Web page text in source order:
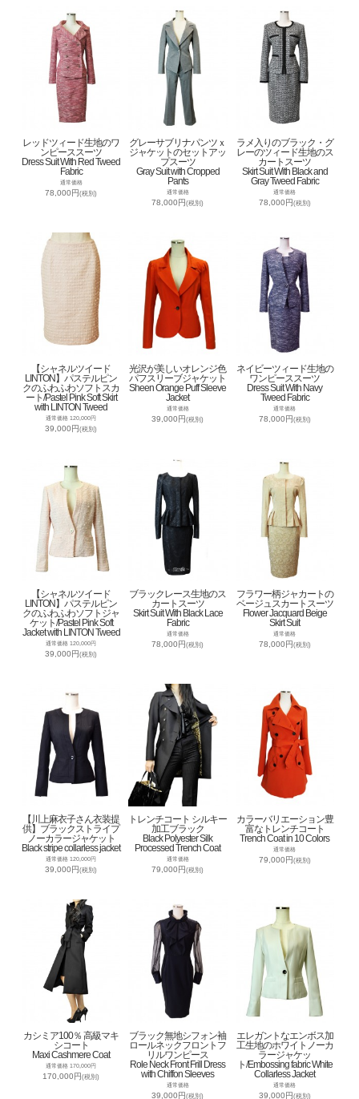
レッドツィード生地のワ
ンピーススーツ
Dress Suit With Red Tweed
Fabric
通常価格
78,000円(税別)
グレーサブリナパンツｘ
ジャケットのセットアッ
プスーツ
Gray Suit with Cropped
Pants
通常価格
78,000円(税別)
ラメ入りのブラック・グ
レーのツィード生地のス
カートスーツ
Skirt Suit With Black and
Gray Tweed Fabric
通常価格
78,000円(税別)
【シャネルツイード
LINTON】パステルピン
クのふわふわソフトスカ
ート/Pastel Pink Soft Skirt
with LINTON Tweed
通常価格 120,000円
39,000円(税別)
光沢が美しいオレンジ色
パフスリーブジャケット
Sheen Orange Puff Sleeve
Jacket
通常価格
39,000円(税別)
ネイビーツィード生地の
ワンピーススーツ
Dress Suit With Navy
Tweed Fabric
通常価格
78,000円(税別)
【シャネルツイード
LINTON】パステルピン
クのふわふわソフトジャ
ケット/Pastel Pink Soft
Jacket with LINTON Tweed
通常価格 120,000円
39,000円(税別)
ブラックレース生地のス
カートスーツ
Skirt Suit With Black Lace
Fabric
通常価格
78,000円(税別)
フラワー柄ジャカートの
ベージュスカートスーツ
Flower Jacquard Beige
Skirt Suit
通常価格
78,000円(税別)
【川上麻衣子さん衣装提
供】ブラックストライプ
ノーカラージャケット
Black stripe collarless jacket
通常価格 120,000円
39,000円(税別)
トレンチコート シルキー
加工ブラック
Black Polyester Silk
Processed Trench Coat
通常価格
79,000円(税別)
カラーバリエーション豊
富なトレンチコート
Trench Coat in 10 Colors
通常価格
79,000円 (税別)
カシミア100％ 高級マキ
シコート
Maxi Cashmere Coat
通常価格 170,000円
170,000円(税別)
ブラック無地シフォン袖
ロールネックフロントフ
リルワンピース
Role Neck Front Frill Dress
with Chiffon Sleeves
通常価格
39,000円(税別)
エレガントなエンボス加
工生地のホワイトノーカ
ラージャケッ
ト/Embossing fabric White
Collarless Jacket
通常価格
39,000円(税別)